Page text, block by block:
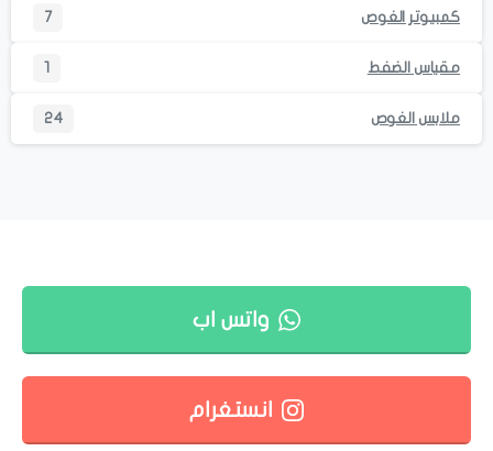
كمبيوتر الغوص 7
مقياس الضفط 1
ملابس الغوص 24
واتس اب
انستغرام